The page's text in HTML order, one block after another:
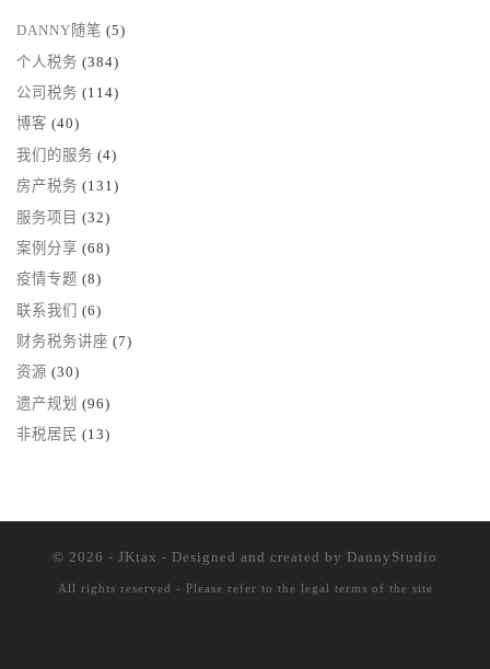
DANNY随笔 (5)
个人税务 (384)
公司税务 (114)
博客 (40)
我们的服务 (4)
房产税务 (131)
服务项目 (32)
案例分享 (68)
疫情专题 (8)
联系我们 (6)
财务税务讲座 (7)
资源 (30)
遗产规划 (96)
非税居民 (13)
© 2026 - JKtax - Designed and created by DannyStudio
All rights reserved - Please refer to the legal terms of the site